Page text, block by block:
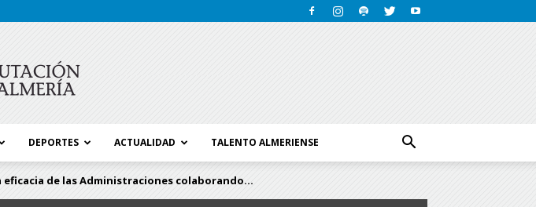
DEPORTES ACTUALIDAD TALENTO ALMERIENSE
de las Administraciones colaborando...